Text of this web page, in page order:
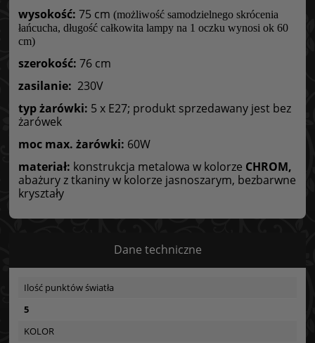
wysokość: 75 cm (możliwość samodzielnego skrócenia
łańcucha, długość całkowita lampy na 1 oczku wynosi ok 60
cm)
szerokość: 76 cm
zasilanie: 230V
typ żarówki: 5 x E27; produkt sprzedawany jest bez
żarówek
moc max. żarówki: 60W
materiał: konstrukcja metalowa w kolorze CHROM,
abażury z tkaniny w kolorze jasnoszarym, bezbarwne
kryształy
Dane techniczne
Ilość punktów światła
5
KOLOR